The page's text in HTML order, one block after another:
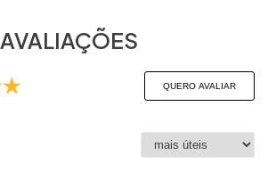
AVALIAÇÕES
QUERO AVALIAR